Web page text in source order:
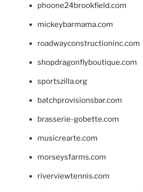
phoone24brookfield.com
mickeybarmama.com
roadwayconstructioninc.com
shopdragonflyboutique.com
sportszilla.org
batchprovisionsbar.com
brasserie-gobette.com
musicrearte.com
morseysfarms.com
riverviewtennis.com